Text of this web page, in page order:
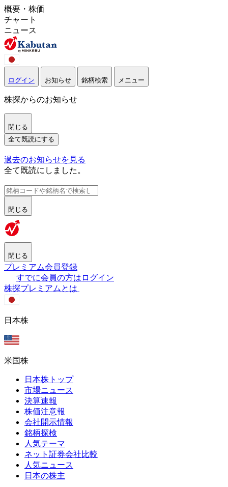
概要・株価
チャート
ニュース
ログイン お知らせ 銘柄検索 メニュー
株探からのお知らせ
閉じる
全て既読にする
過去のお知らせを見る
全て既読にしました。
閉じる
閉じる
プレミアム会員登録
すでに会員の方はログイン
株探プレミアムとは
日本株
米国株
日本株トップ
市場ニュース
決算速報
株価注意報
会社開示情報
銘柄探検
人気テーマ
ネット証券会社比較
人気ニュース
日本の株主